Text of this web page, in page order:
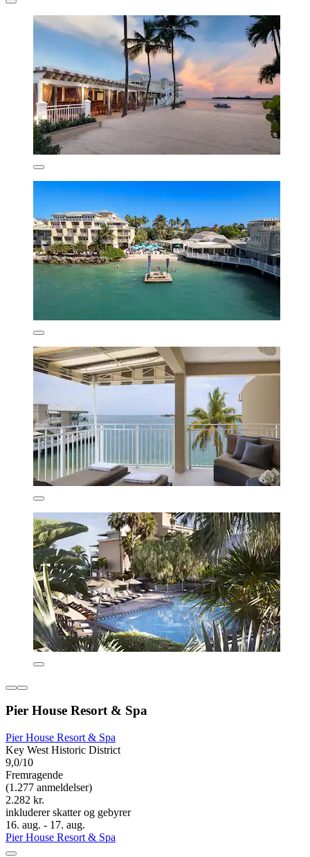
Pier House Resort & Spa
Pier House Resort & Spa
Key West Historic District
9,0/10
Fremragende
(1.277 anmeldelser)
2.282 kr.
inkluderer skatter og gebyrer
16. aug. - 17. aug.
Pier House Resort & Spa